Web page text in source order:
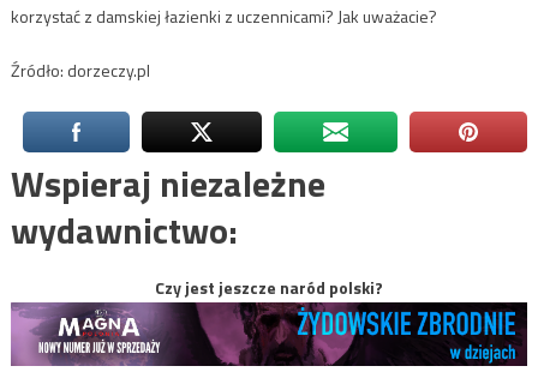
korzystać z damskiej łazienki z uczennicami? Jak uważacie?
Źródło: dorzeczy.pl
Wspieraj niezależne
wydawnictwo:
Czy jest jeszcze naród polski?